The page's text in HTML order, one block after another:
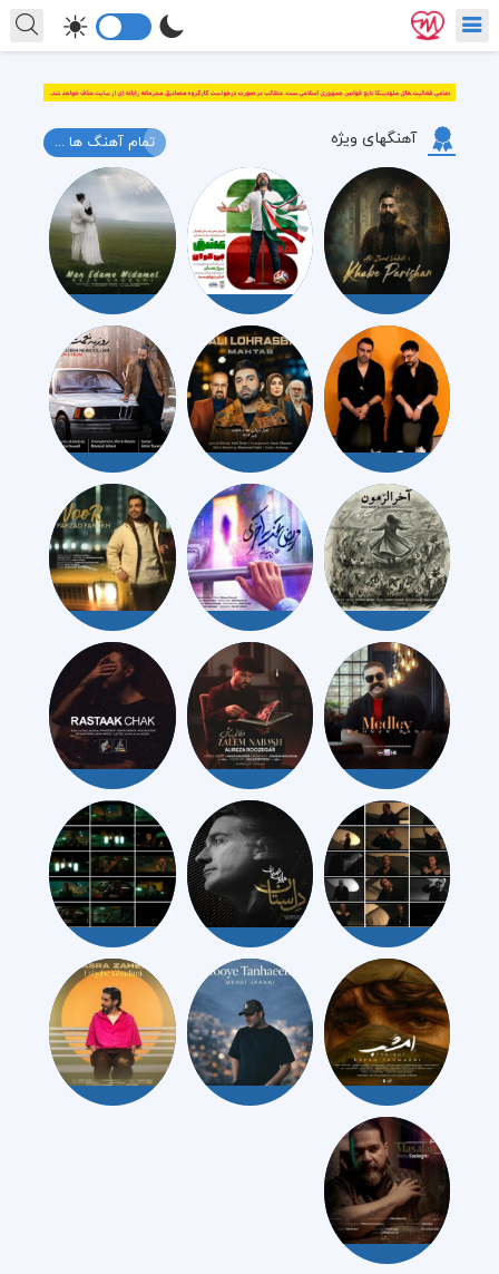
آهنگهای ویژه تمام آهنگ ها ...